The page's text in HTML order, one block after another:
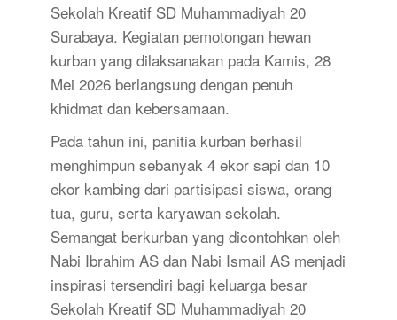
Sekolah Kreatif SD Muhammadiyah 20
Surabaya. Kegiatan pemotongan hewan
kurban yang dilaksanakan pada Kamis, 28
Mei 2026 berlangsung dengan penuh
khidmat dan kebersamaan.
Pada tahun ini, panitia kurban berhasil
menghimpun sebanyak 4 ekor sapi dan 10
ekor kambing dari partisipasi siswa, orang
tua, guru, serta karyawan sekolah.
Semangat berkurban yang dicontohkan oleh
Nabi Ibrahim AS dan Nabi Ismail AS menjadi
inspirasi tersendiri bagi keluarga besar
Sekolah Kreatif SD Muhammadiyah 20